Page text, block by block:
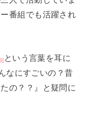
番組でも活躍され
という言葉を耳に
なにすごいの？昔
の？？』と疑問に